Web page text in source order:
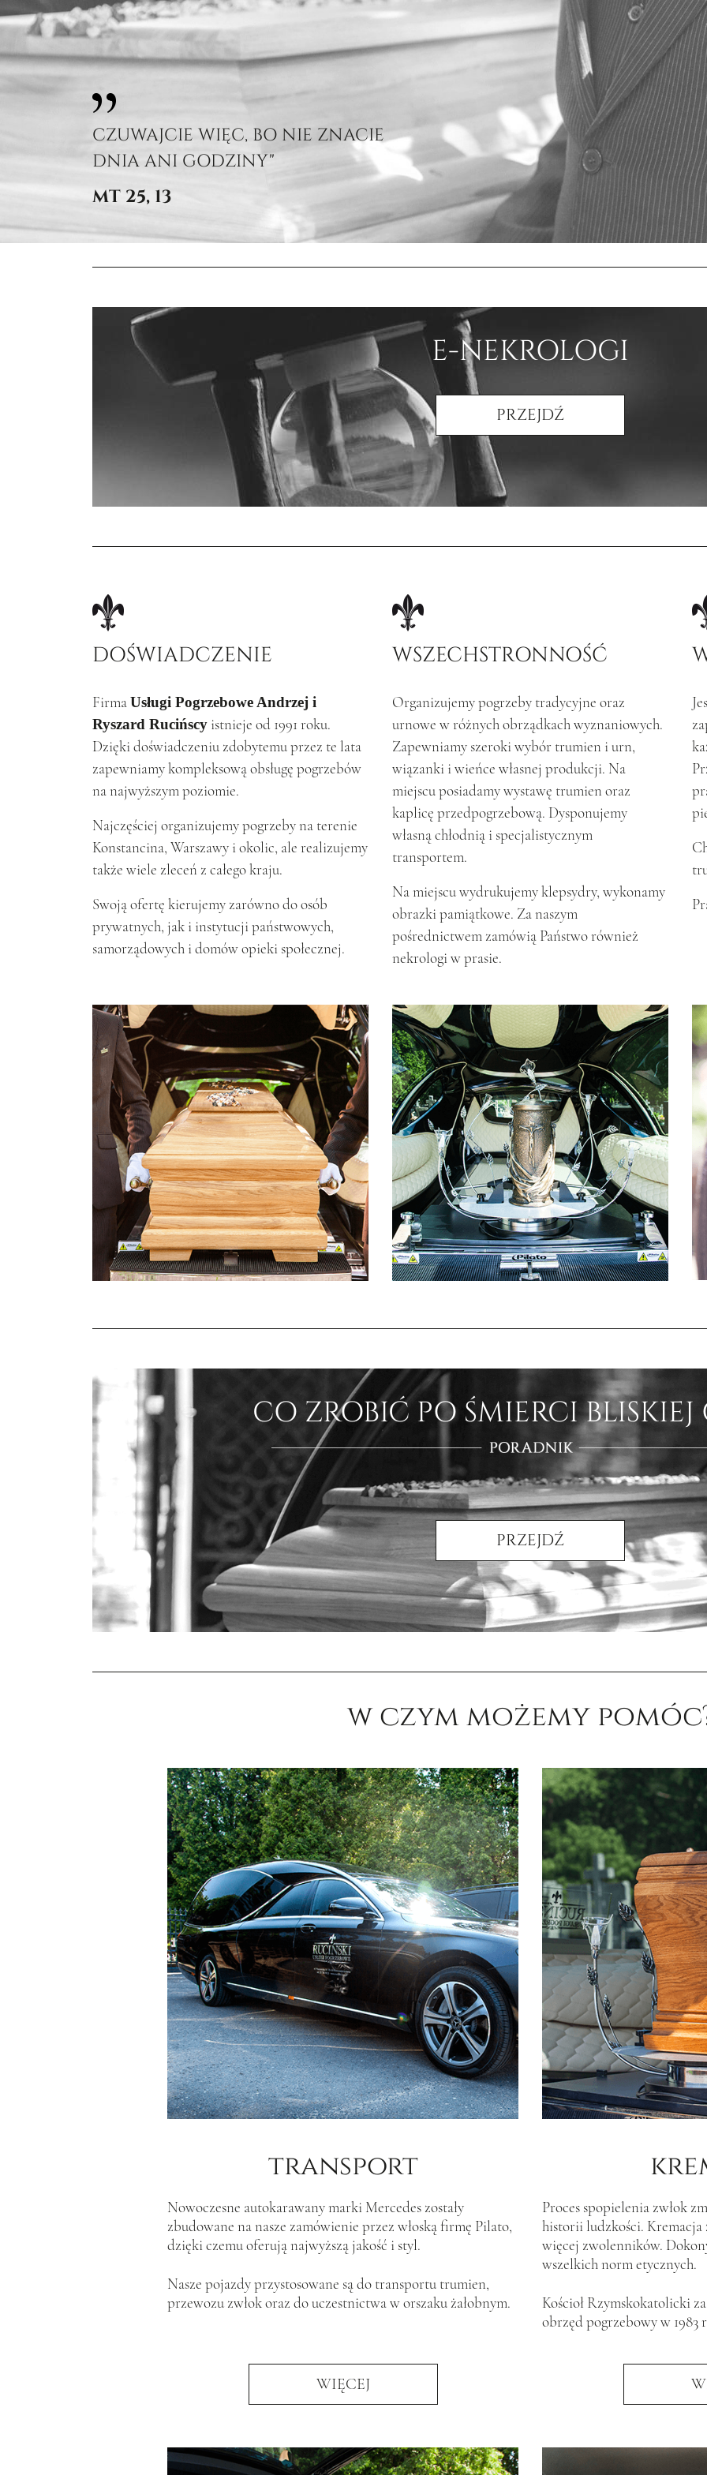
CZUWAJCIE WIĘC, BO NIE ZNACIE
DNIA ANI GODZINY"
MT 25, 13
E-NEKROLOGI
PRZEJDŹ
DOŚWIADCZENIE
Firma Usługi Pogrzebowe Andrzej i
Ryszard Rucińscy istnieje od 1991 roku.
Dzięki doświadczeniu zdobytemu przez te lata
zapewniamy kompleksową obsługę pogrzebów
na najwyższym poziomie.
Najczęściej organizujemy pogrzeby na terenie
Konstancina, Warszawy i okolic, ale realizujemy
także wiele zleceń z całego kraju.
Swoją ofertę kierujemy zarówno do osób
prywatnych, jak i instytucji państwowych,
samorządowych i domów opieki społecznej.
WSZECHSTRONNOŚĆ
Organizujemy pogrzeby tradycyjne oraz
urnowe w różnych obrządkach wyznaniowych.
Zapewniamy szeroki wybór trumien i urn,
wiązanki i wieńce własnej produkcji. Na
miejscu posiadamy wystawę trumien oraz
kaplicę przedpogrzebową. Dysponujemy
własną chłodnią i specjalistycznym
transportem.
Na miejscu wydrukujemy klepsydry, wykonamy
obrazki pamiątkowe. Za naszym
pośrednictwem zamówią Państwo również
nekrologi w prasie.
CO ZROBIĆ PO ŚMIERCI BLISKIEJ
PRZEJDŹ
w czym możemy
transport
Nowoczesne autokarawany marki Mercedes zostały
zbudowane na nasze zamówienie przez włoską firmę Pilato,
dzięki czemu oferują najwyższą jakość i styl.
Nasze pojazdy przystosowane są do transportu trumien,
przewozu zwłok oraz do uczestnictwa w orszaku żałobnym.
WIĘCEJ
Proces spopielenia zwłok
historii ludzkości. Kremacja
więcej zwolenników.
wszelkich norm etycznych.
Kościoł Rzymskokatolicki
obrzęd pogrzebowy w 1983